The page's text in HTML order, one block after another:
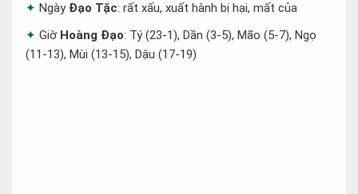
Ngày Đạo Tặc: rất xấu, xuất hành bị hại, mất của
Giờ Hoàng Đạo: Tý (23-1), Dần (3-5), Mão (5-7), Ngọ
(11-13), Mùi (13-15), Dậu (17-19)